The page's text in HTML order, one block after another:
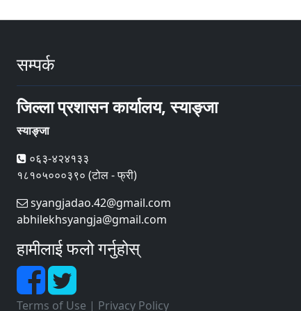
सम्पर्क
जिल्ला प्रशासन कार्यालय, स्याङ्जा
स्याङ्जा
०६३-४२४१३३
१८१०५०००३९० (टोल - फ्री)
syangjadao.42@gmail.com
abhilekhsyangja@gmail.com
हामीलाई फलो गर्नुहोस्
Terms of Use | Privacy Policy